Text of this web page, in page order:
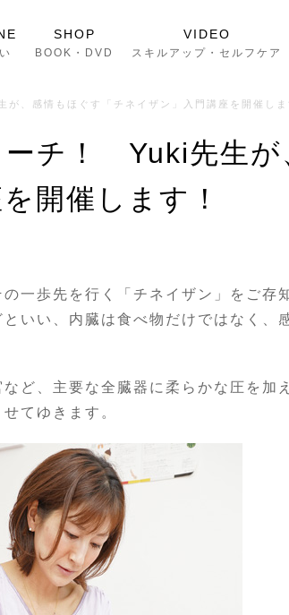
SHOP
BOOK・DVD
VIDEO
スキルアップ・セルフケア
、感情もほぐす「チネイザン」入門講座を開催しま
チ！ Yuki先生が
開催します！
一歩先を行く「チネイザン」をご
いい、内臓は食べ物だけではなく、
ど、主要な全臓器に柔らかな圧を加
てゆきます。